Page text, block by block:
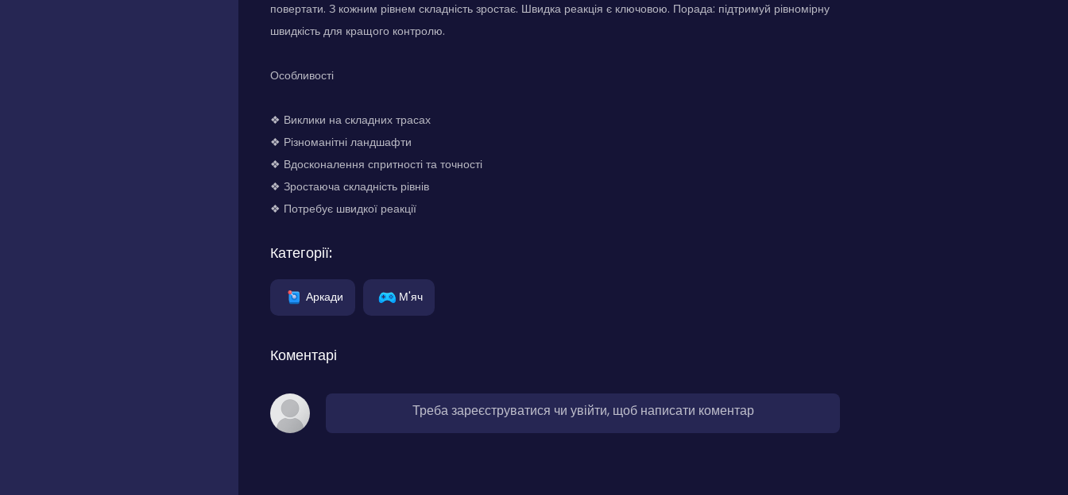
повертати. З кожним рівнем складність зростає. Швидка реакція є ключовою. Порада: підтримуй рівномірну
швидкість для кращого контролю.
Особливості
❖ Виклики на складних трасах
❖ Різноманітні ландшафти
❖ Вдосконалення спритності та точності
❖ Зростаюча складність рівнів
❖ Потребує швидкої реакції
Категорії:
Аркади М'яч
Коментарі
Треба зареєструватися чи увійти, щоб написати коментар